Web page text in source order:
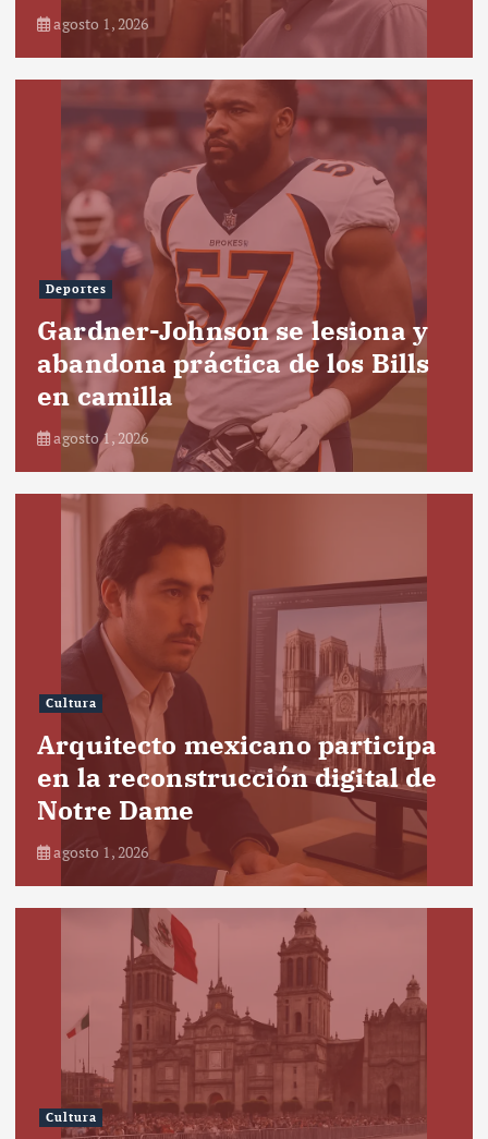
agosto 1, 2026
Deportes
Gardner-Johnson se lesiona y
abandona práctica de los Bills
en camilla
agosto 1, 2026
Cultura
Arquitecto mexicano participa
en la reconstrucción digital de
Notre Dame
agosto 1, 2026
Cultura